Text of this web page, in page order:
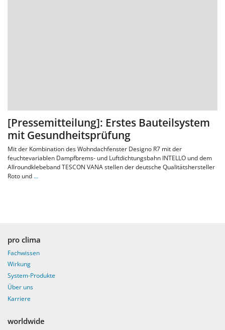
[Pressemitteilung]: Erstes Bauteilsystem
mit Gesundheitsprüfung
Mit der Kombination des Wohndachfenster Designo R7 mit der
feuchtevariablen Dampfbrems- und Luftdichtungsbahn INTELLO und dem
Allroundklebeband TESCON VANA stellen der deutsche Qualitätshersteller
Roto und …
pro clima
Fachwissen
Wirkung
System-Produkte
Über uns
Karriere
worldwide